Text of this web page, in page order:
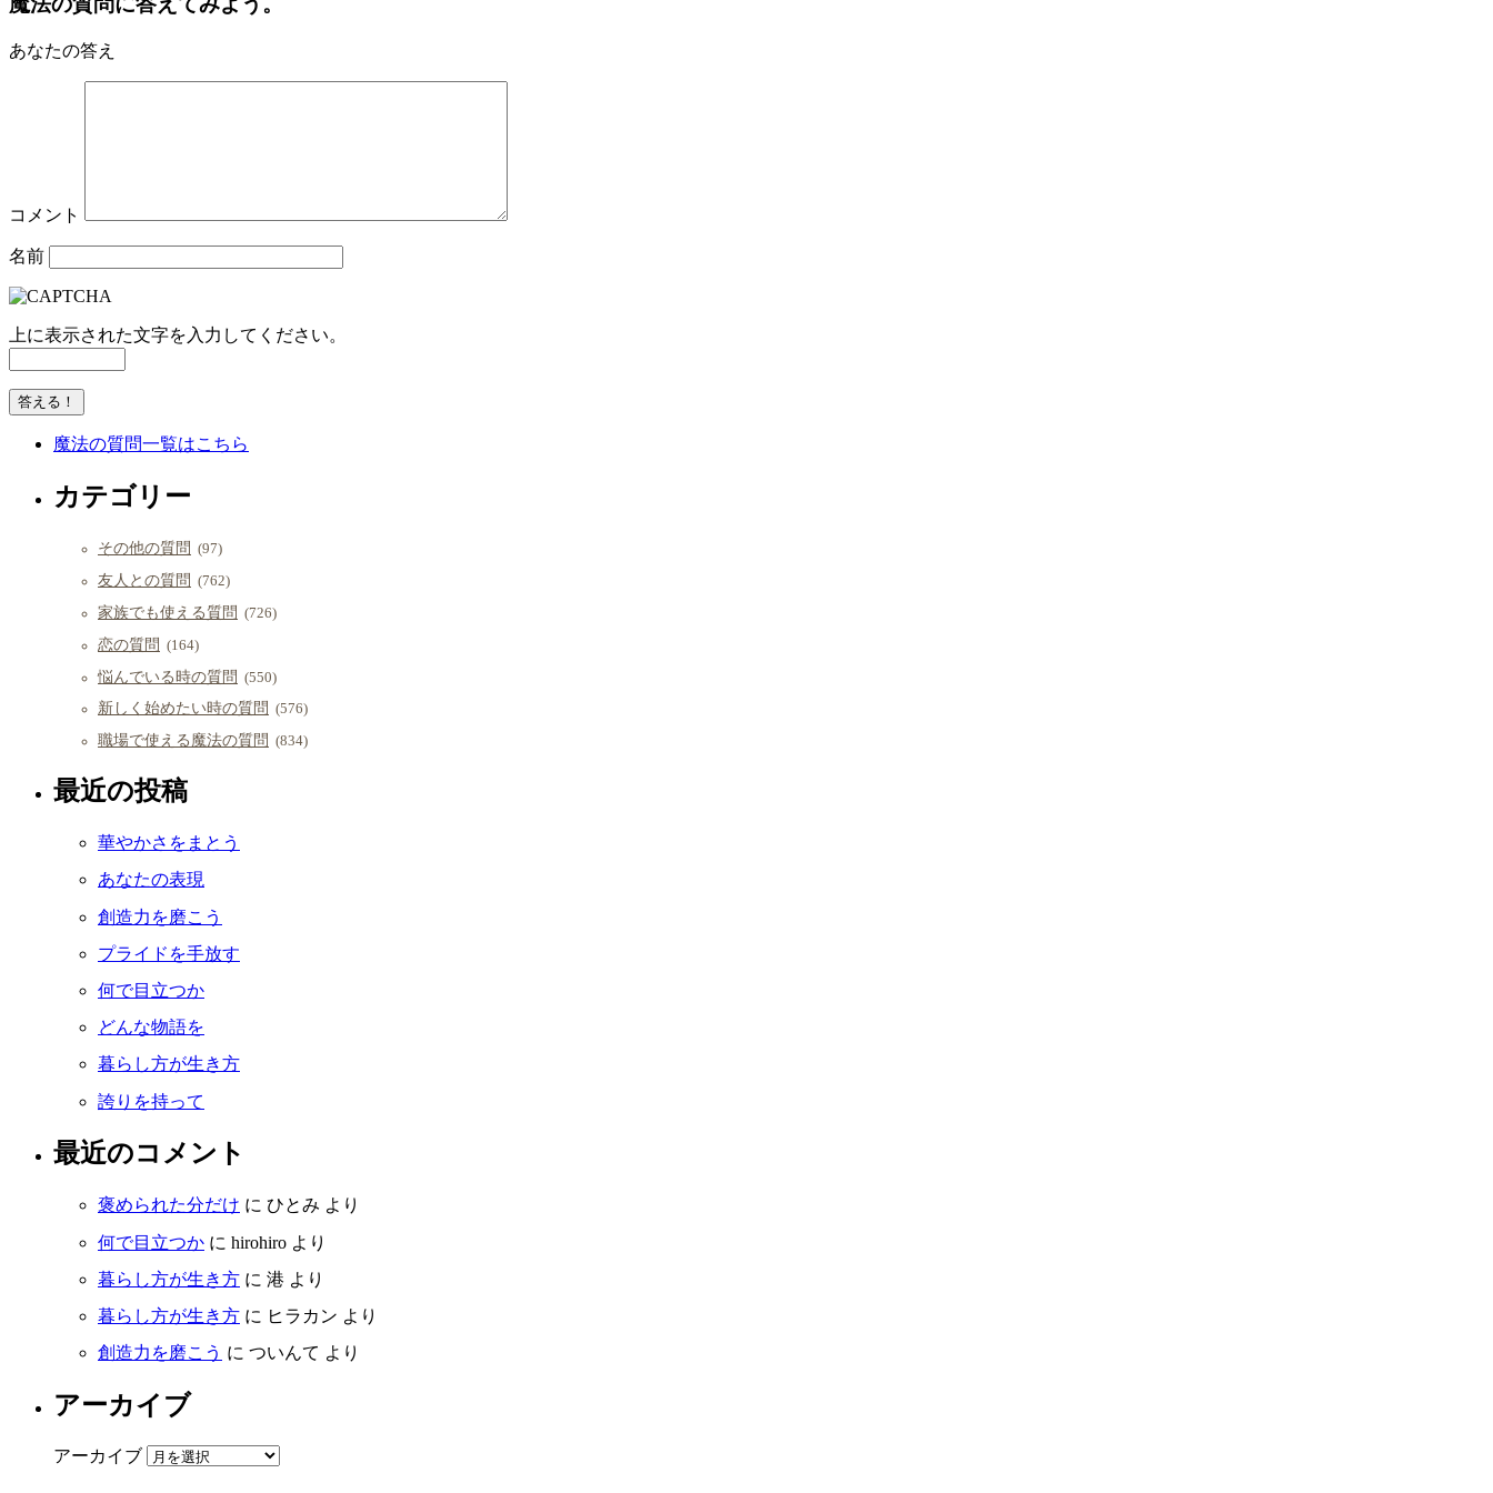
あなたの答え
コメント
名前
上に表示された文字を入力してください。
魔法の質問一覧はこちら
カテゴリー
その他の質問 (97)
友人との質問 (762)
家族でも使える質問 (726)
恋の質問 (164)
悩んでいる時の質問 (550)
新しく始めたい時の質問 (576)
職場で使える魔法の質問 (834)
最近の投稿
華やかさをまとう
あなたの表現
創造力を磨こう
プライドを手放す
何で目立つか
どんな物語を
暮らし方が生き方
誇りを持って
最近のコメント
褒められた分だけ に ひとみ より
何で目立つか に hirohiro より
暮らし方が生き方 に 港 より
暮らし方が生き方 に ヒラカン より
創造力を磨こう に ついんて より
アーカイブ
アーカイブ